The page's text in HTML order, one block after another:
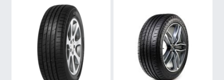
Y - max 300km/h
Indice greutate